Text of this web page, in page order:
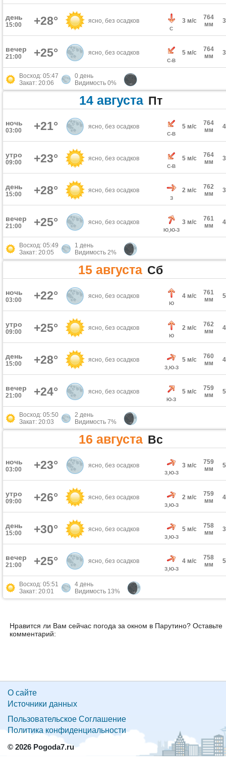
день
15:00 +28° ясно, без осадков
С
3 м/с
764
мм
вечер
21:00 +25° ясно, без осадков
С-В
5 м/с
764
мм
Восход: 05:47
Закат: 20:06
0 день
Видимость 0%
14 августа Пт
ночь
03:00 +21° ясно, без осадков
С-В
5 м/с
764
мм
утро
09:00 +23° ясно, без осадков
С-В
5 м/с
764
мм
день
15:00 +28° ясно, без осадков
З
2 м/с
762
мм
вечер
21:00 +25° ясно, без осадков
Ю,Ю-З
3 м/с
761
мм
Восход: 05:49
Закат: 20:05
1 день
Видимость 2%
15 августа Сб
ночь
03:00 +22° ясно, без осадков
Ю
4 м/с
761
мм
утро
09:00 +25° ясно, без осадков
Ю
2 м/с
762
мм
день
15:00 +28° ясно, без осадков
З,Ю-З
5 м/с
760
мм
вечер
21:00 +24° ясно, без осадков
Ю-З
5 м/с
759
мм
Восход: 05:50
Закат: 20:03
2 день
Видимость 7%
16 августа Вс
ночь
03:00 +23° ясно, без осадков
З,Ю-З
3 м/с
759
мм
утро
09:00 +26° ясно, без осадков
З,Ю-З
2 м/с
759
мм
день
15:00 +30° ясно, без осадков
З,Ю-З
5 м/с
758
мм
вечер
21:00 +25° ясно, без осадков
З,Ю-З
4 м/с
758
мм
Восход: 05:51
Закат: 20:01
4 день
Видимость 13%
Нравится ли Вам сейчас погода за окном в Парутино? Оставьте
комментарий:
О сайте
Источники данных
Пользовательское Соглашение
Политика конфиденциальности
© 2026 Pogoda7.ru